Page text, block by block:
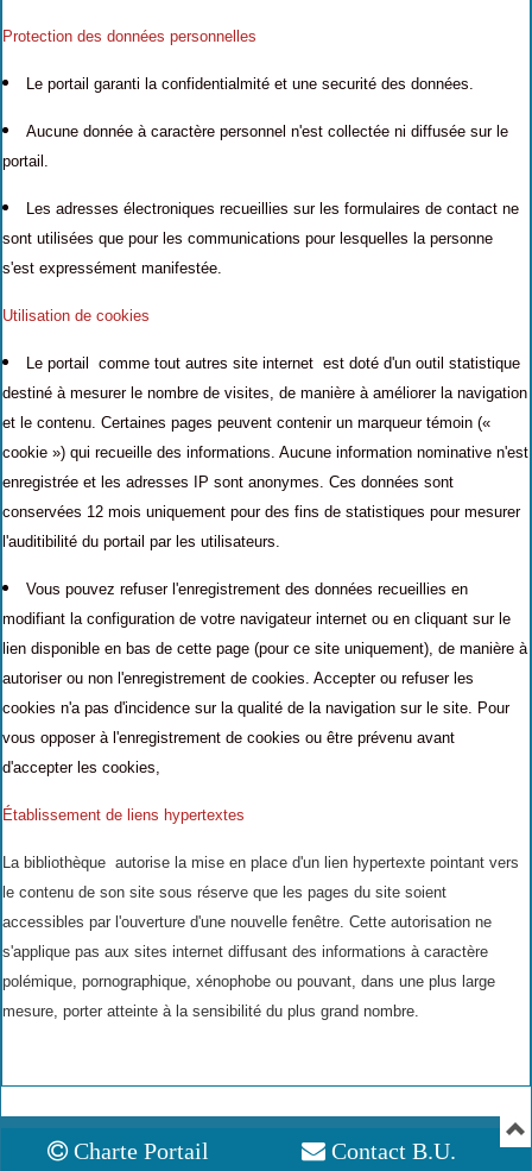
Protection des données personnelles
Le portail garanti la confidentialmité et une securité des données.
Aucune donnée à caractère personnel n'est collectée ni diffusée sur le
portail.
Les adresses électroniques recueillies sur les formulaires de contact ne
sont utilisées que pour les communications pour lesquelles la personne
s'est expressément manifestée.
Utilisation de cookies
Le portail comme tout autres site internet est doté d'un outil statistique
destiné à mesurer le nombre de visites, de manière à améliorer la navigation
et le contenu. Certaines pages peuvent contenir un marqueur témoin («
cookie ») qui recueille des informations. Aucune information nominative n'est
enregistrée et les adresses IP sont anonymes. Ces données sont
conservées 12 mois uniquement pour des fins de statistiques pour mesurer
l'auditibilité du portail par les utilisateurs.
Vous pouvez refuser l'enregistrement des données recueillies en
modifiant la configuration de votre navigateur internet ou en cliquant sur le
lien disponible en bas de cette page (pour ce site uniquement), de manière à
autoriser ou non l'enregistrement de cookies. Accepter ou refuser les
cookies n'a pas d'incidence sur la qualité de la navigation sur le site. Pour
vous opposer à l'enregistrement de cookies ou être prévenu avant
d'accepter les cookies,
Établissement de liens hypertextes
La bibliothèque autorise la mise en place d'un lien hypertexte pointant vers
le contenu de son site sous réserve que les pages du site soient
accessibles par l'ouverture d'une nouvelle fenêtre. Cette autorisation ne
s'applique pas aux sites internet diffusant des informations à caractère
polémique, pornographique, xénophobe ou pouvant, dans une plus large
mesure, porter atteinte à la sensibilité du plus grand nombre.
Charte Portail Contact B.U.